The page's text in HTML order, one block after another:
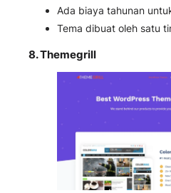
Ada biaya tahunan
Tema dibuat oleh satu
8.Themegrill